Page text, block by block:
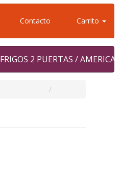
Contacto Carrito
FRIGOS 2 PUERTAS /